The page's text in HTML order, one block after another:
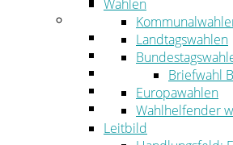
Bauen und Planen
Abfall
Umwelt
Ordnung
Wahlen
Landtagswahlen
Briefwahl
Europawahlen
Wahlhelfender
Leitbild